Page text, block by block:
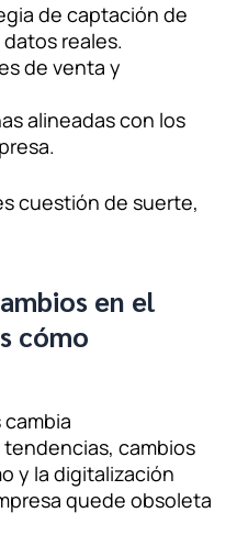
de captación de
reales.
de venta y
alineadas con los
cuestión de suerte,
en el
cómo
cambios
y la digitalización
quede obsoleta